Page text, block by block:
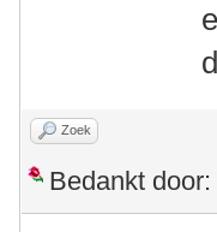
Zoek
Bedankt door: